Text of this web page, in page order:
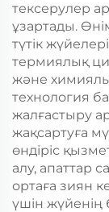
тексерулер
ұзартады.
түтік
термиялық
және
технология
жалғастыру
жақсартуға
өндіріс
алу, апаттар
ортаға зиян
үшін жүйенің